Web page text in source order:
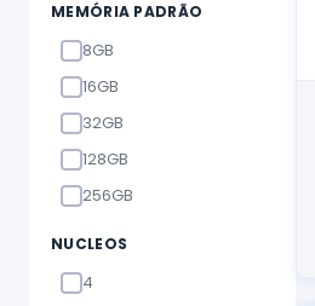
MEMÓRIA PADRÃO
8GB
16GB
32GB
128GB
256GB
NUCLEOS
4